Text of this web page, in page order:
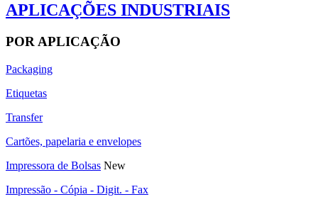
APLICAÇÕES INDUSTRIAIS
POR APLICAÇÃO
Packaging
Etiquetas
Transfer
Cartões, papelaria e envelopes
Impressora de Bolsas New
Impressão - Cópia - Digit. - Fax